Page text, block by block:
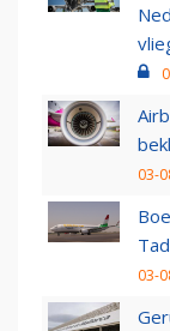
03-
03-